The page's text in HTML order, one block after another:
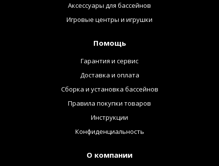
Аксессуары для бассейнов
Игровые центры и игрушки
Помощь
Гарантия и сервис
Доставка и оплата
Сборка и установка бассейнов
Правила покупки товаров
Инструкции
Конфиденциальность
О компании